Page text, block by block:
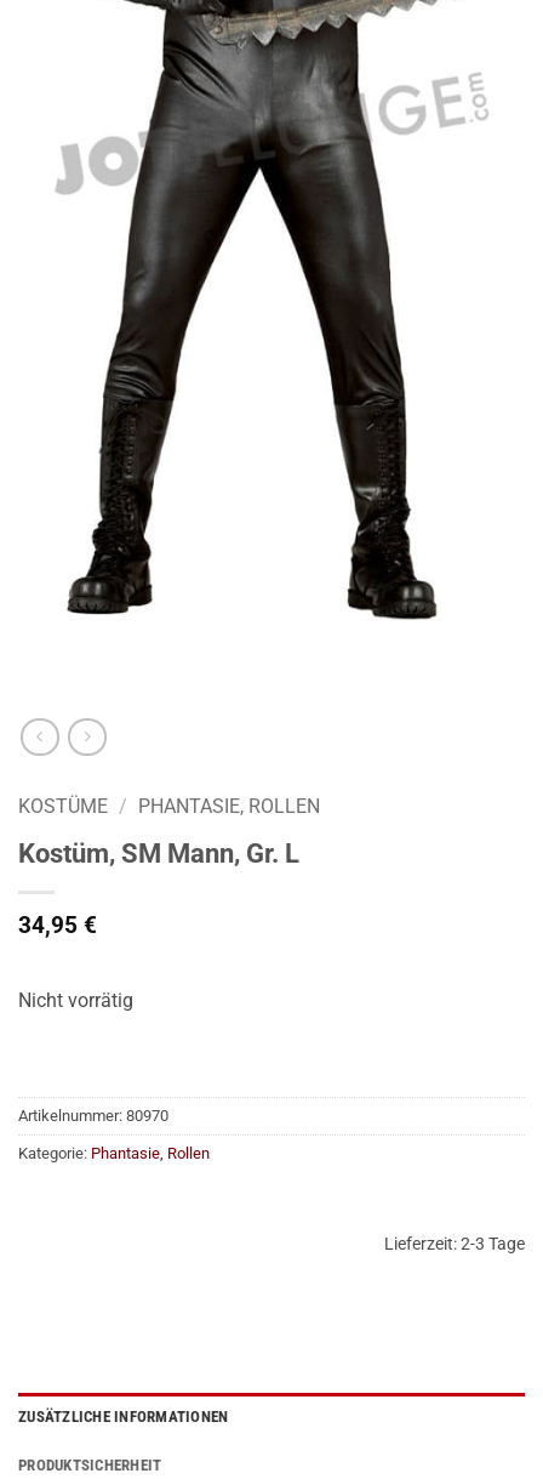
KOSTÜME / PHANTASIE, ROLLEN
Kostüm, SM Mann, Gr. L
34,95 €
Nicht vorrätig
Artikelnummer: 80970
Kategorie: Phantasie, Rollen
Lieferzeit:2-3 Tage
ZUSÄTZLICHE INFORMATIONEN
PRODUKTSICHERHEIT